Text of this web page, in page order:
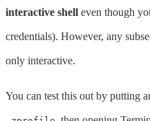
interactive shell even though
credentials). However, any
only interactive.
You can test this out by putting